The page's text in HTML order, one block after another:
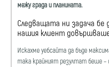
межу града и планината.
Следващата ни задача
нашия клиент
Искахме уебсайта да бъде
така крайният резултат беше